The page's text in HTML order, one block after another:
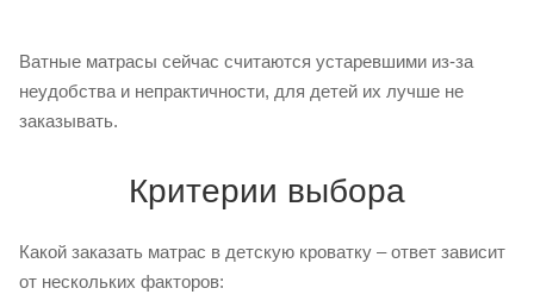
Ватные матрасы сейчас считаются устаревшими из-за
неудобства и непрактичности, для детей их лучше не
заказывать.
Критерии выбора
Какой заказать матрас в детскую кроватку – ответ зависит
от нескольких факторов: